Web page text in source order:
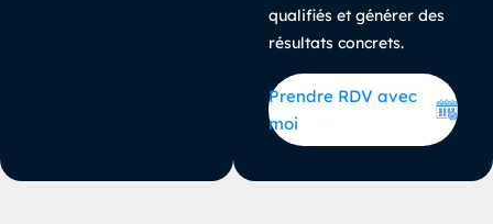
qualifiés et générer des
résultats concrets.
Prendre RDV avec
moi